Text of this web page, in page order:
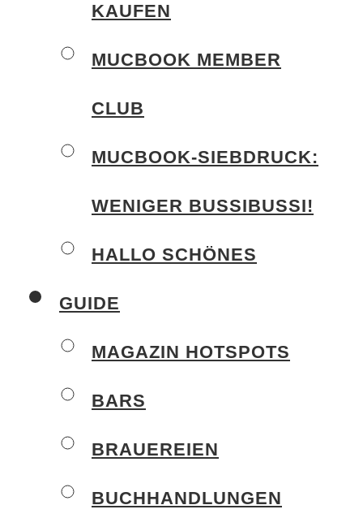
KAUFEN
MUCBOOK MEMBER
CLUB
MUCBOOK-SIEBDRUCK:
WENIGER BUSSIBUSSI!
HALLO SCHÖNES
GUIDE
MAGAZIN HOTSPOTS
BARS
BRAUEREIEN
BUCHHANDLUNGEN